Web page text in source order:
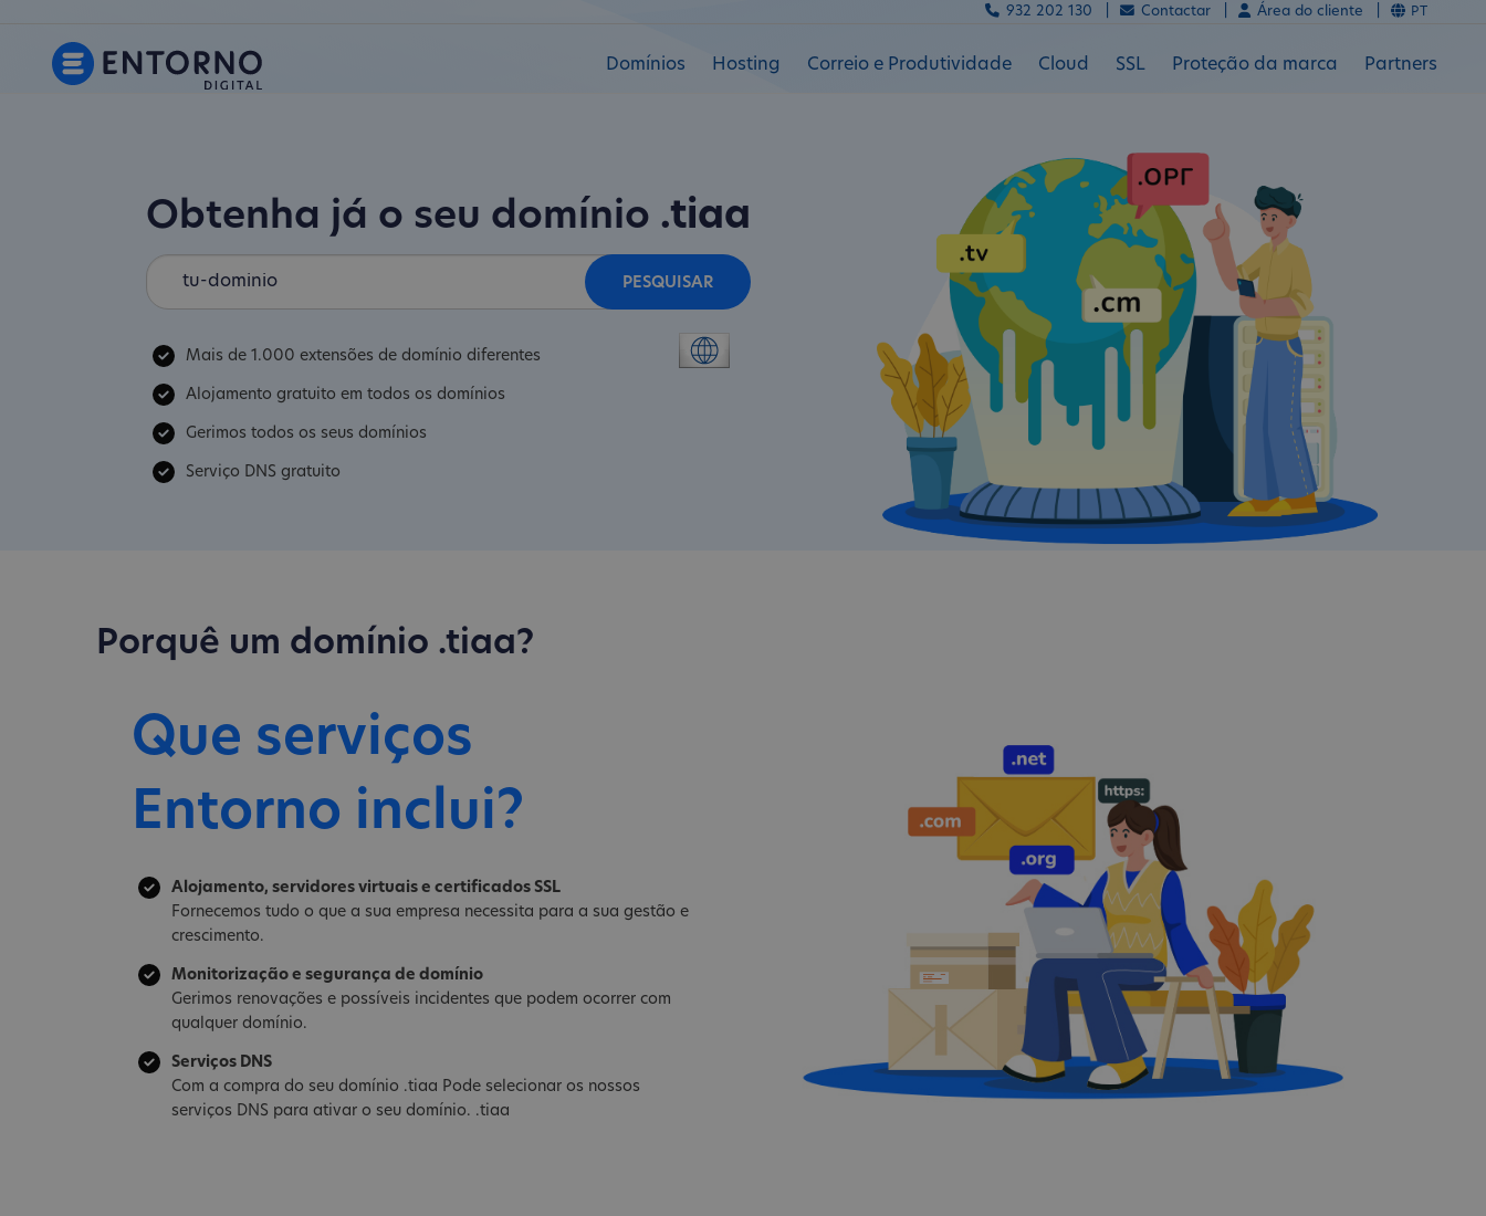
Domínios Hosting Correio e Produtividade Cloud SSL Proteção da marca Partners
932 202 130 | Contactar | Área do cliente | PT
Obtenha já o seu domínio .tiaa
PESQUISAR
Mais de 1.000 extensões de domínio diferentes
Alojamento gratuito em todos os domínios
Gerimos todos os seus domínios
Serviço DNS gratuito
Porquê um domínio .tiaa?
Que serviços
Entorno inclui?
Alojamento, servidores virtuais e certificados SSL
Fornecemos tudo o que a sua empresa necessita para a sua gestão e
crescimento.
Monitorização e segurança de domínio
Gerimos renovações e possíveis incidentes que podem ocorrer com
qualquer domínio.
Serviços DNS
Com a compra do seu domínio .tiaa Pode selecionar os nossos
serviços DNS para ativar o seu domínio. .tiaa